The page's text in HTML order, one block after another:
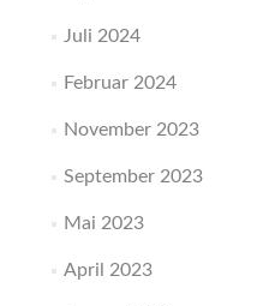
Juli 2024
Februar 2024
November 2023
September 2023
Mai 2023
April 2023